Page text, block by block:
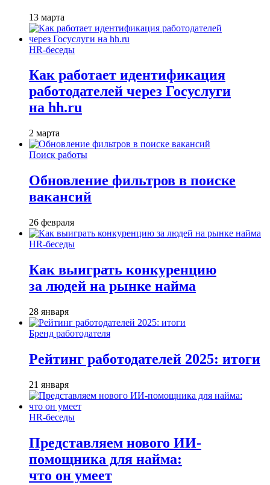
13 марта
HR-беседы
Как работает идентификация
работодателей через Госуслуги
на hh.ru
2 марта
Поиск работы
Обновление фильтров в поиске
вакансий
26 февраля
HR-беседы
Как выиграть конкуренцию
за людей на рынке найма
28 января
Бренд работодателя
Рейтинг работодателей 2025: итоги
21 января
HR-беседы
Представляем нового ИИ-
помощника для найма:
что он умеет